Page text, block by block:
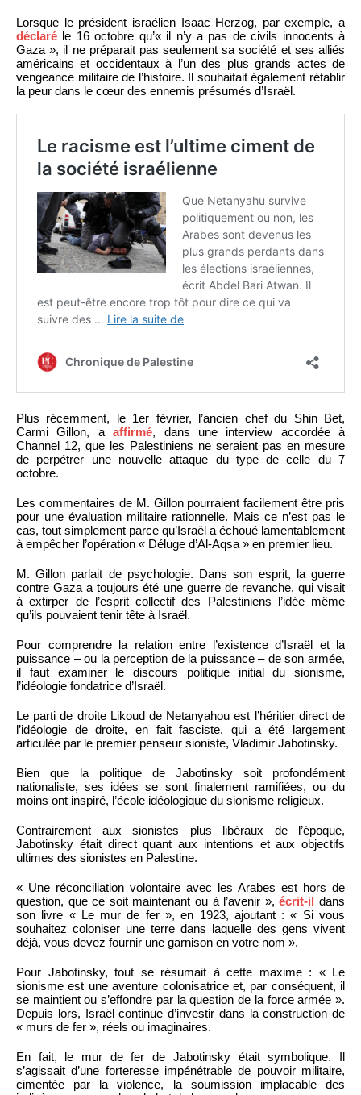
Lorsque le président israélien Isaac Herzog, par exemple, a
déclaré le 16 octobre qu’« il n’y a pas de civils innocents à
Gaza », il ne préparait pas seulement sa société et ses alliés
américains et occidentaux à l’un des plus grands actes de
vengeance militaire de l’histoire. Il souhaitait également rétablir
la peur dans le cœur des ennemis présumés d’Israël.
Plus récemment, le 1er février, l’ancien chef du Shin Bet,
Carmi Gillon, aaffirmé, dans une interview accordée à
Channel 12, que les Palestiniens ne seraient pas en mesure
de perpétrer une nouvelle attaque du type de celle du 7
octobre.
Les commentaires de M. Gillon pourraient facilement être pris
pour une évaluation militaire rationnelle. Mais ce n’est pas le
cas, tout simplement parce qu’Israël a échoué lamentablement
à empêcher l’opération « Déluge d’Al-Aqsa » en premier lieu.
M. Gillon parlait de psychologie. Dans son esprit, la guerre
contre Gaza a toujours été une guerre de revanche, qui visait
à extirper de l’esprit collectif des Palestiniens l’idée même
qu’ils pouvaient tenir tête à Israël.
Pour comprendre la relation entre l’existence d’Israël et la
puissance – ou la perception de la puissance – de son armée,
il faut examiner le discours politique initial du sionisme,
l’idéologie fondatrice d’Israël.
Le parti de droite Likoud de Netanyahou est l’héritier direct de
l’idéologie de droite, en fait fasciste, qui a été largement
articulée par le premier penseur sioniste, Vladimir Jabotinsky.
Bien que la politique de Jabotinsky soit profondément
nationaliste, ses idées se sont finalement ramifiées, ou du
moins ont inspiré, l’école idéologique du sionisme religieux.
Contrairement aux sionistes plus libéraux de l’époque,
Jabotinsky était direct quant aux intentions et aux objectifs
ultimes des sionistes en Palestine.
« Une réconciliation volontaire avec les Arabes est hors de
question, que ce soit maintenant ou à l’avenir »,écrit-il dans
son livre « Le mur de fer », en 1923, ajoutant : « Si vous
souhaitez coloniser une terre dans laquelle des gens vivent
déjà, vous devez fournir une garnison en votre nom ».
Pour Jabotinsky, tout se résumait à cette maxime : « Le
sionisme est une aventure colonisatrice et, par conséquent, il
se maintient ou s’effondre par la question de la force armée ».
Depuis lors, Israël continue d’investir dans la construction de
« murs de fer », réels ou imaginaires.
En fait, le mur de fer de Jabotinsky était symbolique. Il
s’agissait d’une forteresse impénétrable de pouvoir militaire,
cimentée par la violence, la soumission implacable des